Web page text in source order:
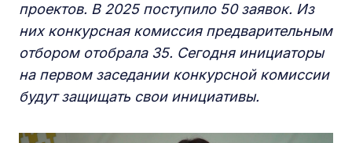
проектов. В 2025 поступило 50 заявок. Из
них конкурсная комиссия предварительным
отбором отобрала 35. Сегодня инициаторы
на первом заседании конкурсной комиссии
будут защищать свои инициативы.